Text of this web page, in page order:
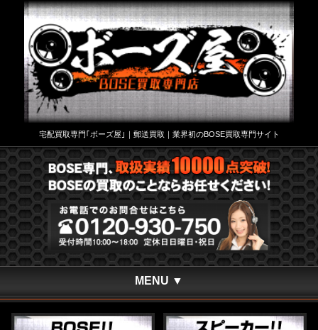
宅配買取専門｢ボーズ屋｣｜郵送買取｜業界初のBOSE買取専門サイト
MENU ▼